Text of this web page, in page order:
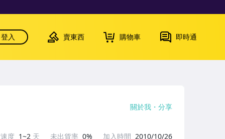
登入 賣東西 購物車 即時通
關於我 分享
度 1~2 天 未出貨率 0% 加入時間 2010/10/26